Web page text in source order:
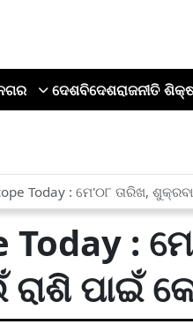
ଦେଶବିଦେଶରାଜନୀତି
Today : ମେ'୦୮ ତାରିଖ,
Today :
ରାଶି ପାଇଁ